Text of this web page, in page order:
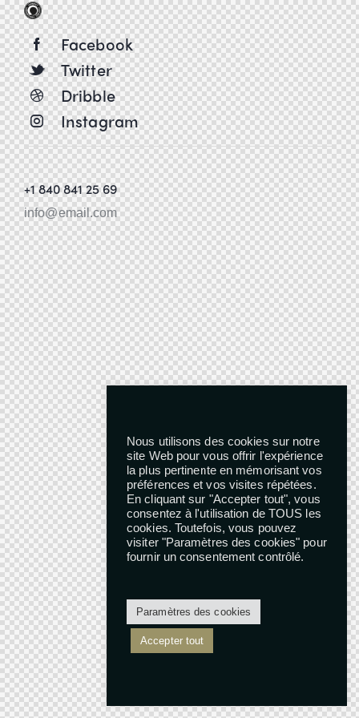
Facebook
Twitter
Dribble
Instagram
+1 840 841 25 69
info@email.com
Nous utilisons des cookies sur notre
site Web pour vous offrir l'expérience
la plus pertinente en mémorisant vos
préférences et vos visites répétées.
En cliquant sur "Accepter tout", vous
consentez à l'utilisation de TOUS les
cookies. Toutefois, vous pouvez
visiter "Paramètres des cookies" pour
fournir un consentement contrôlé.
Paramètres des cookies
Accepter tout